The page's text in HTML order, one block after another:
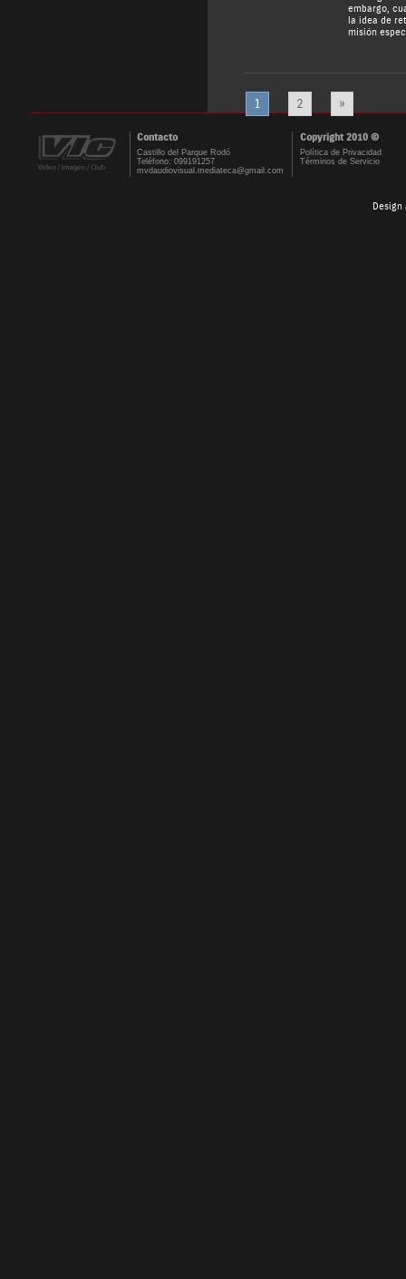
embargo,
la idea de
misión
1 2 »
Contacto Copyright 2010 ©
Castillo del Parque Rodó
Teléfono: 099191257
mvdaudiovisual.mediateca@gmail.com
Política de Privacidad
Términos de Servicio